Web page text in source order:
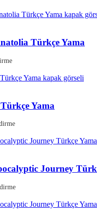
Türkçe Yama
Yama
Journey